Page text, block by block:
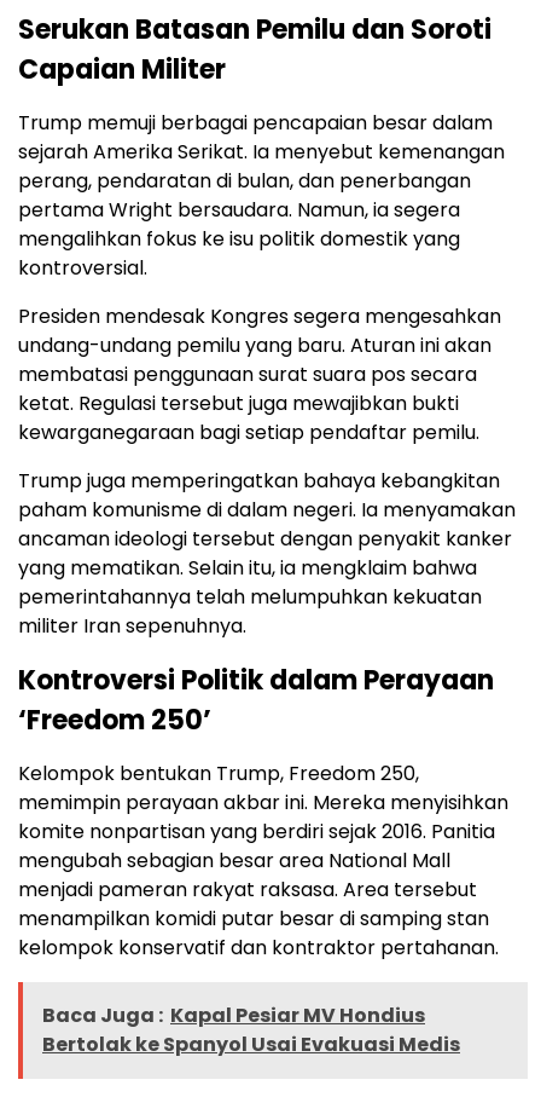
Serukan Batasan Pemilu dan Soroti
Capaian Militer
Trump memuji berbagai pencapaian besar dalam
sejarah Amerika Serikat. Ia menyebut kemenangan
perang, pendaratan di bulan, dan penerbangan
pertama Wright bersaudara. Namun, ia segera
mengalihkan fokus ke isu politik domestik yang
kontroversial.
Presiden mendesak Kongres segera mengesahkan
undang-undang pemilu yang baru. Aturan ini akan
membatasi penggunaan surat suara pos secara
ketat. Regulasi tersebut juga mewajibkan bukti
kewarganegaraan bagi setiap pendaftar pemilu.
Trump juga memperingatkan bahaya kebangkitan
paham komunisme di dalam negeri. Ia menyamakan
ancaman ideologi tersebut dengan penyakit kanker
yang mematikan. Selain itu, ia mengklaim bahwa
pemerintahannya telah melumpuhkan kekuatan
militer Iran sepenuhnya.
Kontroversi Politik dalam Perayaan
‘Freedom 250’
Kelompok bentukan Trump, Freedom 250,
memimpin perayaan akbar ini. Mereka menyisihkan
komite nonpartisan yang berdiri sejak 2016. Panitia
mengubah sebagian besar area National Mall
menjadi pameran rakyat raksasa. Area tersebut
menampilkan komidi putar besar di samping stan
kelompok konservatif dan kontraktor pertahanan.
Baca Juga : Kapal Pesiar MV Hondius
Bertolak ke Spanyol Usai Evakuasi Medis